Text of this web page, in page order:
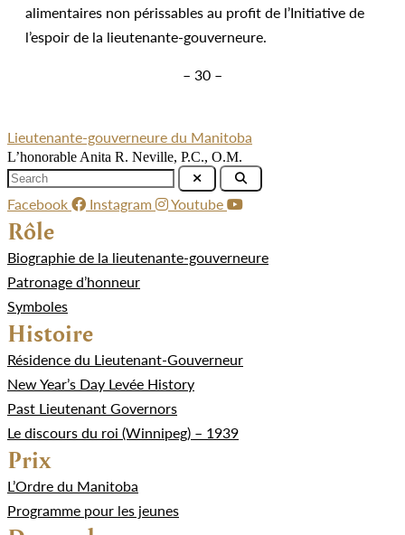
alimentaires non périssables au profit de l’Initiative de
l’espoir de la lieutenante-gouverneure.
– 30 –
Lieutenante-gouverneure du Manitoba
L’honorable Anita R. Neville, P.C., O.M.
Facebook Instagram Youtube
Rôle
Biographie de la lieutenante-gouverneure
Patronage d’honneur
Symboles
Histoire
Résidence du Lieutenant-Gouverneur
New Year’s Day Levée History
Past Lieutenant Governors
Le discours du roi (Winnipeg) – 1939
Prix
L’Ordre du Manitoba
Programme pour les jeunes